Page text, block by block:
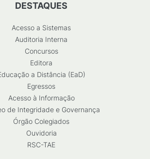
DESTAQUES
Acesso a Sistemas
Auditoria Interna
Concursos
Editora
a Distância (EaD)
Egressos
Acesso à Informação
de Integridade e Governança
Órgão Colegiados
Ouvidoria
RSC-TAE